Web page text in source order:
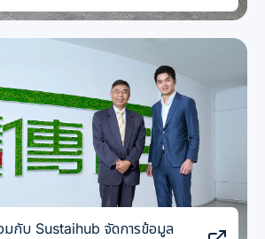
มกับ Sustaihub จัดการข้อมูล